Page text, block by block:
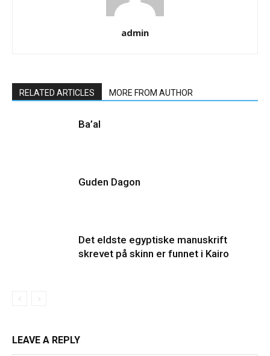
admin
RELATED ARTICLES MORE FROM AUTHOR
Ba’al
Guden Dagon
Det eldste egyptiske manuskrift
skrevet på skinn er funnet i Kairo
LEAVE A REPLY